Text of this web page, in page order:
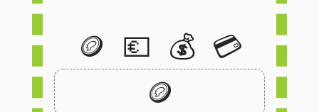
🪙 💶 💰 💳
🪙